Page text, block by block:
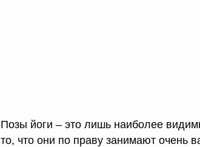
Позы йоги – это лишь наиболее
то, что они по праву занимают очень